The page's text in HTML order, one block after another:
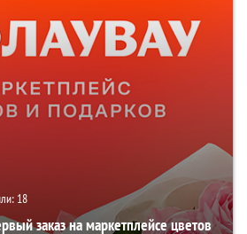
18
заказ на маркетплейсе цветов